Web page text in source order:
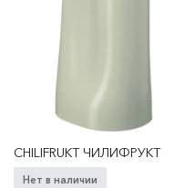
CHILIFRUKT ЧИЛИФРУКТ
Нет в наличии